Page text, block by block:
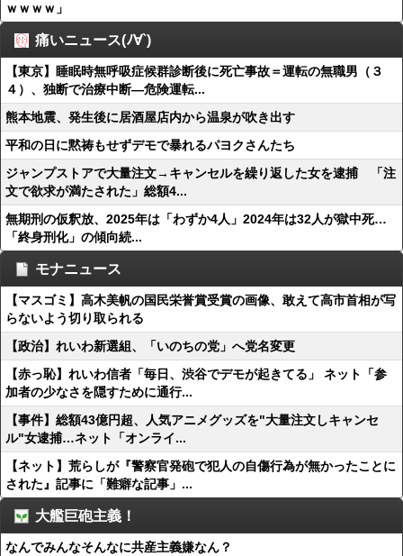
ｗｗｗｗ」
痛いニュース(ﾉ∀`)
【東京】睡眠時無呼吸症候群診断後に死亡事故＝運転の無職男（３
４）、独断で治療中断―危険運転...
熊本地震、発生後に居酒屋店内から温泉が吹き出す
平和の日に黙祷もせずデモで暴れるパヨクさんたち
ジャンプストアで大量注文→キャンセルを繰り返した女を逮捕 「注
文で欲求が満たされた」総額4...
無期刑の仮釈放、2025年は「わずか4人」2024年は32人が獄中死…
「終身刑化」の傾向続...
モナニュース
【マスゴミ】高木美帆の国民栄誉賞受賞の画像、敢えて高市首相が写
らないよう切り取られる
【政治】れいわ新選組、「いのちの党」へ党名変更
【赤っ恥】れいわ信者「毎日、渋谷でデモが起きてる」 ネット「参
加者の少なさを隠すために通行...
【事件】総額43億円超、人気アニメグッズを"大量注文しキャンセ
ル"女逮捕…ネット「オンライ...
【ネット】荒らしが『警察官発砲で犯人の自傷行為が無かったことに
された』記事に「難癖な記事」...
大艦巨砲主義！
なんでみんなそんなに共産主義嫌なん？